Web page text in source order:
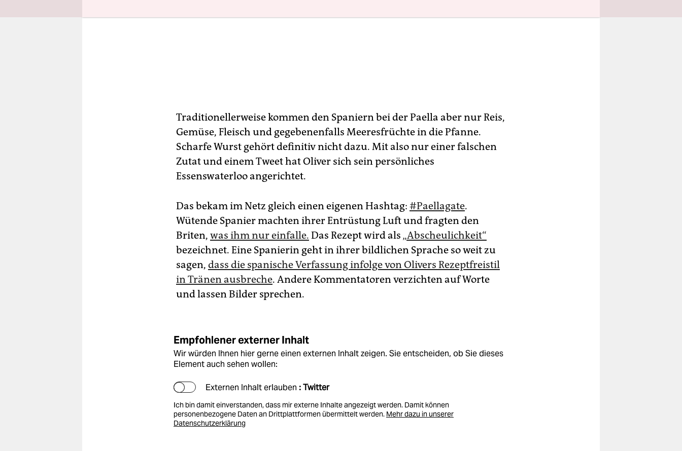
Traditionellerweise kommen den Spaniern bei der Paella aber nur Reis,
Gemüse, Fleisch und gegebenenfalls Meeresfrüchte in die Pfanne.
Scharfe Wurst gehört definitiv nicht dazu. Mit also nur einer falschen
Zutat und einem Tweet hat Oliver sich sein persönliches
Essenswaterloo angerichtet.
Das bekam im Netz gleich einen eigenen Hashtag: #Paellagate.
Wütende Spanier machten ihrer Entrüstung Luft und fragten den
Briten, was ihm nur einfalle. Das Rezept wird als „Abscheulichkeit“
bezeichnet. Eine Spanierin geht in ihrer bildlichen Sprache so weit zu
sagen, dass die spanische Verfassung infolge von Olivers Rezeptfreistil
in Tränen ausbreche. Andere Kommentatoren verzichten auf Worte
und lassen Bilder sprechen.
Empfohlener externer Inhalt
Wir würden Ihnen hier gerne einen externen Inhalt zeigen. Sie entscheiden, ob Sie dieses
Element auch sehen wollen:
Externen Inhalt erlauben : Twitter
Ich bin damit einverstanden, dass mir externe Inhalte angezeigt werden. Damit können
personenbezogene Daten an Drittplattformen übermittelt werden. Mehr dazu in unserer
Datenschutzerklärung